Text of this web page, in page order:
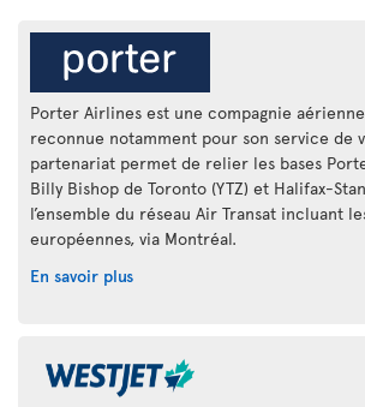
Porter Airlines est une compagnie
reconnue notamment pour son service de
partenariat permet de relier les bases
Billy Bishop de Toronto (YTZ) et Halifax-
l’ensemble du réseau Air Transat incluant
européennes, via Montréal.
En savoir plus